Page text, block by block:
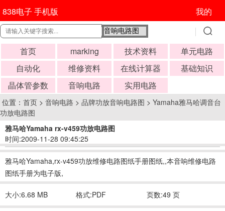
838电子 手机版 我的
首页 marking 技术资料
单元电路
自动化
维修资料 在线计算器
基础知识
晶体管参数
音响电路 实用电路
位置： 首页 > 音响电路 > 品牌功放音响电路图 > Yamaha雅马哈调音台
功放电路图
雅马哈Yamaha rx-v459功放电路图
时间:2009-11-28 09:45:25
雅马哈Yamaha,rx-v459功放维修电路图纸手册图纸,,本音响维修电路
图纸手册为电子版,
大小:6.68 MB 格式:PDF 页数:49 页